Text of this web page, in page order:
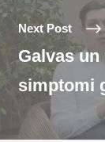
Next Post
Galvas
simptomi